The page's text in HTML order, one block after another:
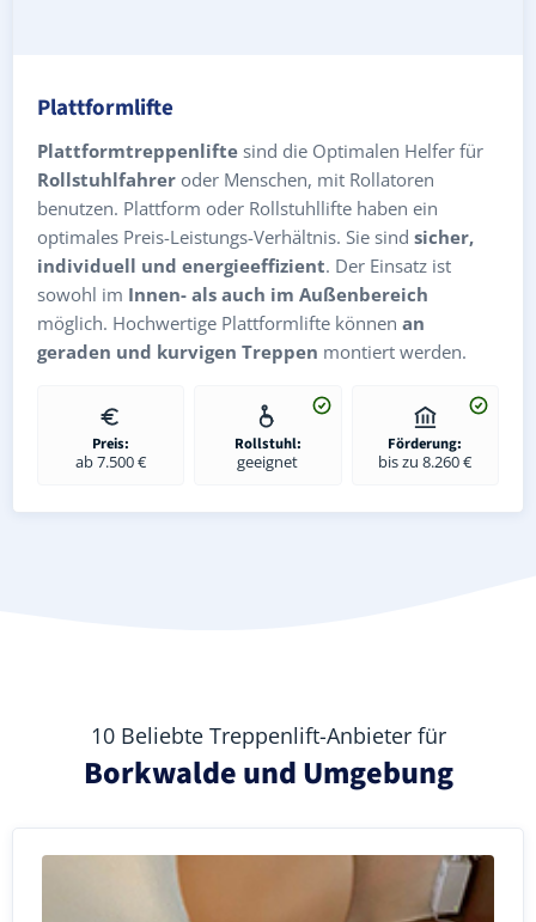
Plattformlifte
Plattformtreppenlifte sind die Optimalen Helfer für
Rollstuhlfahrer oder Menschen, mit Rollatoren
benutzen. Plattform oder Rollstuhllifte haben ein
optimales Preis-Leistungs-Verhältnis. Sie sind sicher,
individuell und energieeffizient. Der Einsatz ist
sowohl im Innen- als auch im Außenbereich
möglich. Hochwertige Plattformlifte können an
geraden und kurvigen Treppen montiert werden.
Preis:
ab 7.500 €
Rollstuhl:
geeignet
Förderung:
bis zu 8.260 €
10 Beliebte Treppenlift-Anbieter für
Borkwalde und Umgebung